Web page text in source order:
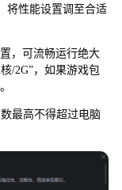
性能设置调至合适
，可流畅运行绝大
/2G”，如果游戏包
最高不得超过电脑